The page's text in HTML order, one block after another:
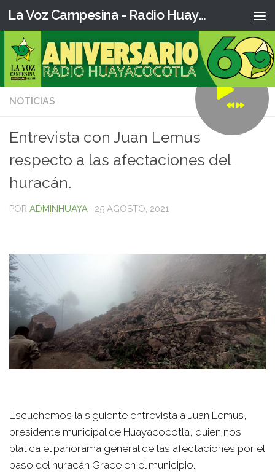
La Voz Campesina - Radio Huaya
NOTICIAS
Entrevista con Juan Lemus
respecto a las afectaciones del
huracán.
POR ADMINHUAYA · 25 AGOSTO, 2021
Escuchemos la siguiente entrevista a Juan Lemus,
presidente municipal de Huayacocotla, quien nos
platica el panorama general de las afectaciones por el
paso del huracán Grace en el municipio.